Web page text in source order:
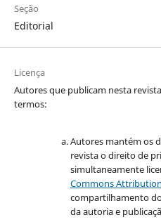
Seção
Editorial
Licença
Autores que publicam nesta
termos:
Autores mantém os
revista o direito de
simultaneamente
Commons Attribution
compartilhamento
da autoria e